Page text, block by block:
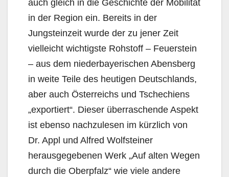
auch gleich in die Geschichte der Mobilität
in der Region ein. Bereits in der
Jungsteinzeit wurde der zu jener Zeit
vielleicht wichtigste Rohstoff – Feuerstein
– aus dem niederbayerischen Abensberg
in weite Teile des heutigen Deutschlands,
aber auch Österreichs und Tschechiens
„exportiert“. Dieser überraschende Aspekt
ist ebenso nachzulesen im kürzlich von
Dr. Appl und Alfred Wolfsteiner
herausgegebenen Werk „Auf alten Wegen
durch die Oberpfalz“ wie viele andere